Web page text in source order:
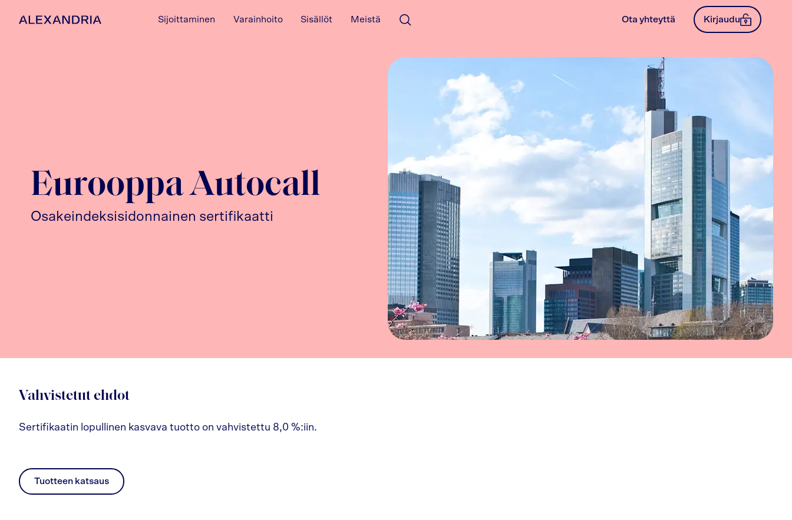
Etusivulle
Sijoittaminen Varainhoito Sisällöt Meistä
Avaa haku
Ota yhteyttä Kirjaudu
Eurooppa Autocall
Osakeindeksisidonnainen sertifikaatti
Vahvistetut ehdot
Sertifikaatin lopullinen kasvava tuotto on vahvistettu 8,0 %:iin.
Tuotteen katsaus
pdf